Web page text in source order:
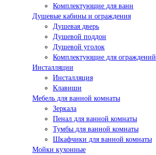
Комплектующие для ванн
Душевые кабины и ограждения
Душевая дверь
Душевой поддон
Душевой уголок
Комплектующие для ограждений
Инсталляции
Инсталляция
Клавиши
Мебель для ванной комнаты
Зеркала
Пенал для ванной комнаты
Тумбы для ванной комнаты
Шкафчики для ванной комнаты
Мойки кухонные